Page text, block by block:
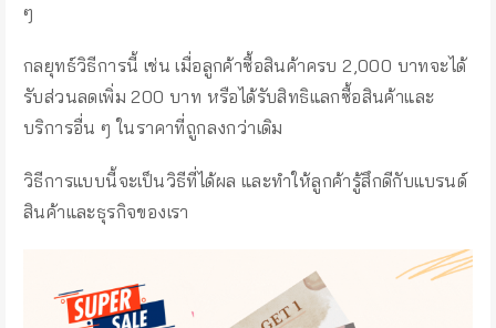
ๆ
กลยุทธ์วิธีการนี้ เช่น เมื่อลูกค้าซื้อสินค้าครบ 2,000 บาทจะได้
รับส่วนลดเพิ่ม 200 บาท หรือได้รับสิทธิแลกซื้อสินค้าและ
บริการอื่น ๆ ในราคาที่ถูกลงกว่าเดิม
วิธีการแบบนี้จะเป็นวิธีที่ได้ผล และทำให้ลูกค้ารู้สึกดีกับแบรนด์
สินค้าและธุรกิจของเรา